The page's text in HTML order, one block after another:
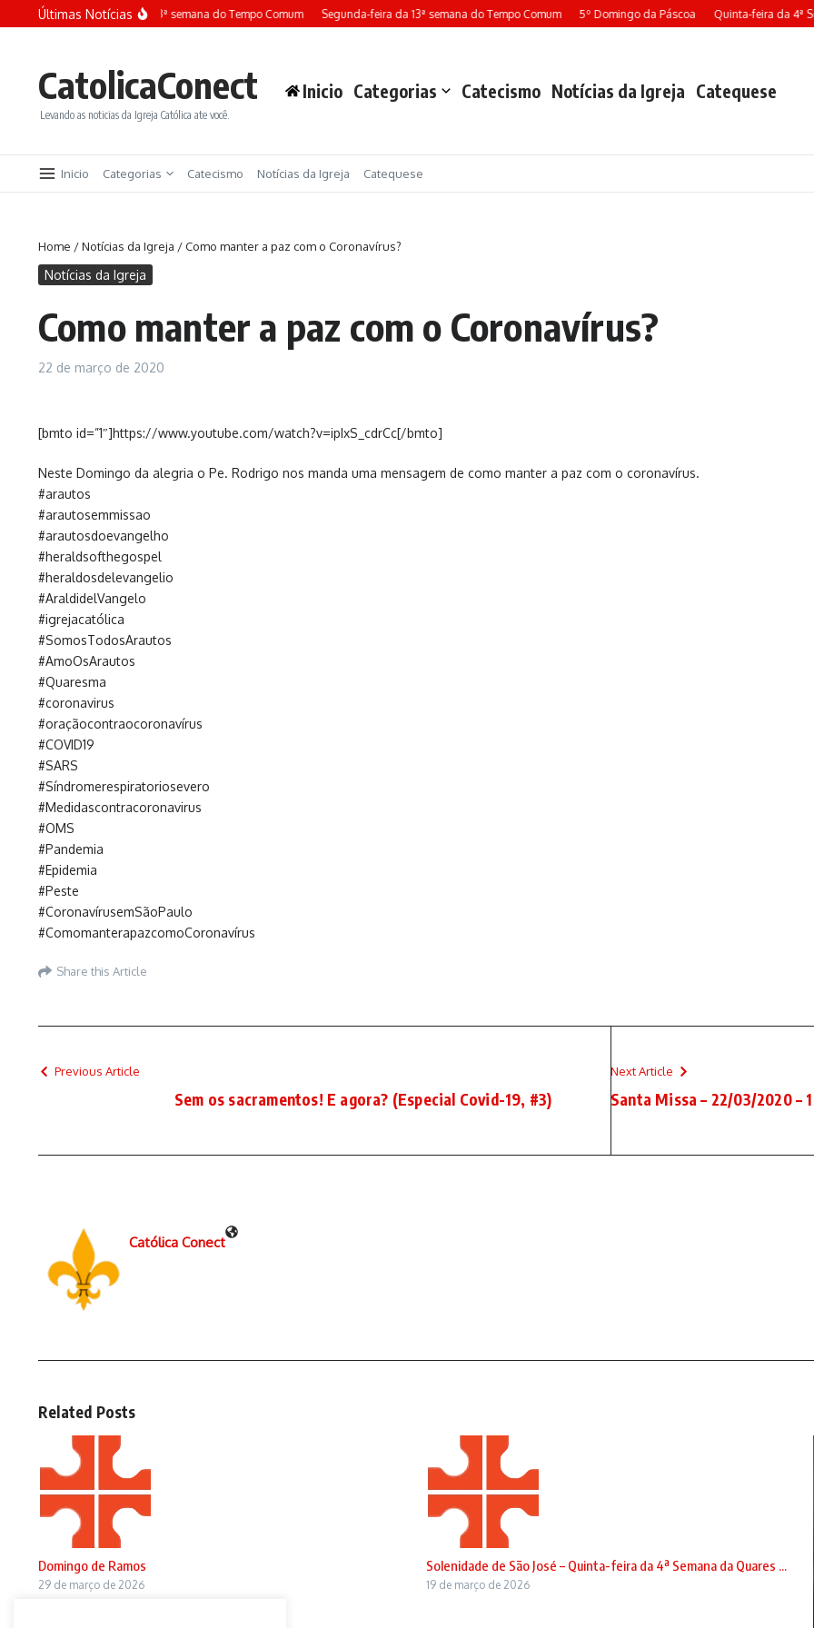
Ir para o conteúdo
Últimas Notícias
Terça-feira da 13ª semana do Tempo Comum Segunda-feira da 13ª semana do Tempo Comum 5º Domingo da Páscoa Quinta-feira da 4ª
CatolicaConect
Levando as noticias da Igreja Católica ate você.
Inicio Categorias Catecismo Notícias da Igreja Catequese
Inicio Categorias Catecismo Notícias da Igreja Catequese
Home /Notícias da Igreja /Como manter a paz com o Coronavírus?
Notícias da Igreja
Como manter a paz com o Coronavírus?
22 de março de 2020
[bmto id=”1″]https://www.youtube.com/watch?v=ipIxS_cdrCc[/bmto]
Neste Domingo da alegria o Pe. Rodrigo nos manda uma mensagem de como manter a paz com o coronavírus.
#arautos
#arautosemmissao
#arautosdoevangelho
#heraldsofthegospel
#heraldosdelevangelio
#AraldidelVangelo
#igrejacatólica
#SomosTodosArautos
#AmoOsArautos
#Quaresma
#coronavirus
#oraçãocontraocoronavírus
#COVID19
#SARS
#Síndromerespiratoriosevero
#Medidascontracoronavirus
#OMS
#Pandemia
#Epidemia
#Peste
#CoronavírusemSãoPaulo
#ComomanterapazcomoCoronavírus
Share this Article
Previous Article
Sem os sacramentos! E agora? (Especial Covid-19, #3)
Next Article
Santa Missa – 22/03/2020 –
Católica Conect
Related Posts
Domingo de Ramos
29 de março de 2026
Solenidade de São José – Quinta-feira da 4ª Semana da Quares ...
19 de março de 2026